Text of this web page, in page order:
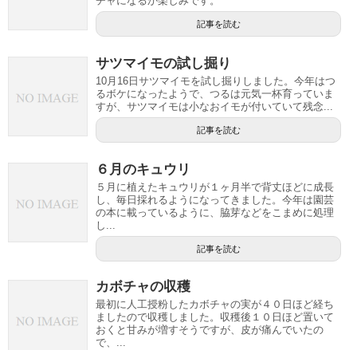
記事を読む
サツマイモの試し掘り
10月16日サツマイモを試し掘りしました。今年はつ
るボケになったようで、つるは元気一杯育っていま
すが、サツマイモは小なおイモが付いていて残念...
記事を読む
６月のキュウリ
５月に植えたキュウリが１ヶ月半で背丈ほどに成長
し、毎日採れるようになってきました。今年は園芸
の本に載っているように、脇芽などをこまめに処理
し...
記事を読む
カボチャの収穫
最初に人工授粉したカボチャの実が４０日ほど経ち
ましたので収穫しました。収穫後１０日ほど置いて
おくと甘みが増すそうですが、皮が痛んでいたの
で、...